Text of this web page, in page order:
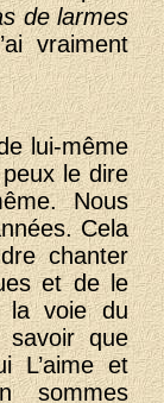
de larmes
vraiment
lui-même
le dire
Nous
Cela
chanter
et de le
la voie du
savoir que
L’aime et
sommes